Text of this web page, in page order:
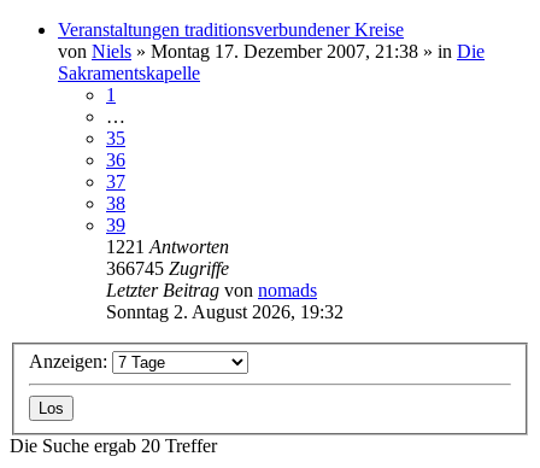
Veranstaltungen traditionsverbundener Kreise
von Niels » Montag 17. Dezember 2007, 21:38 » in Die
Sakramentskapelle
1
…
35
36
37
38
39
1221 Antworten
366745 Zugriffe
Letzter Beitrag von nomads
Sonntag 2. August 2026, 19:32
Anzeigen:
Die Suche ergab 20 Treffer